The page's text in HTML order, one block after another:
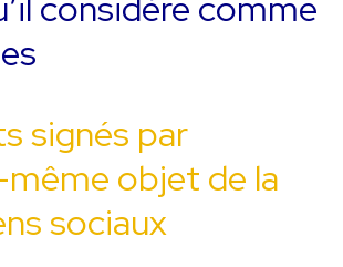
signés par
même objet de la
sociaux